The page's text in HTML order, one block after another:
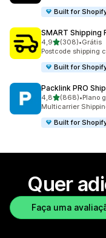
Built for
SMART Shipping
4,9de 5 estrelas
(308)
308 avaliações ao
•Grátis
Postcode shipping
Built for
Packlink PRO
4,8de 5 estrelas
(868)
868 avaliações ao
•Plano
Multicarrier
Built for
Quer
Faça uma